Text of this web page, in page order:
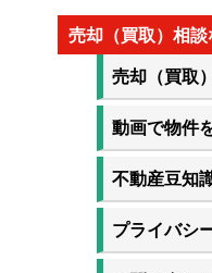
売却（買取）相
売却（買取
動画で物件
不動産豆知
プライバシ